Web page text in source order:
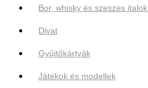
Bor, whisky és szeszes italok
Divat
Gyűjtőkártyák
Játékok és modellek